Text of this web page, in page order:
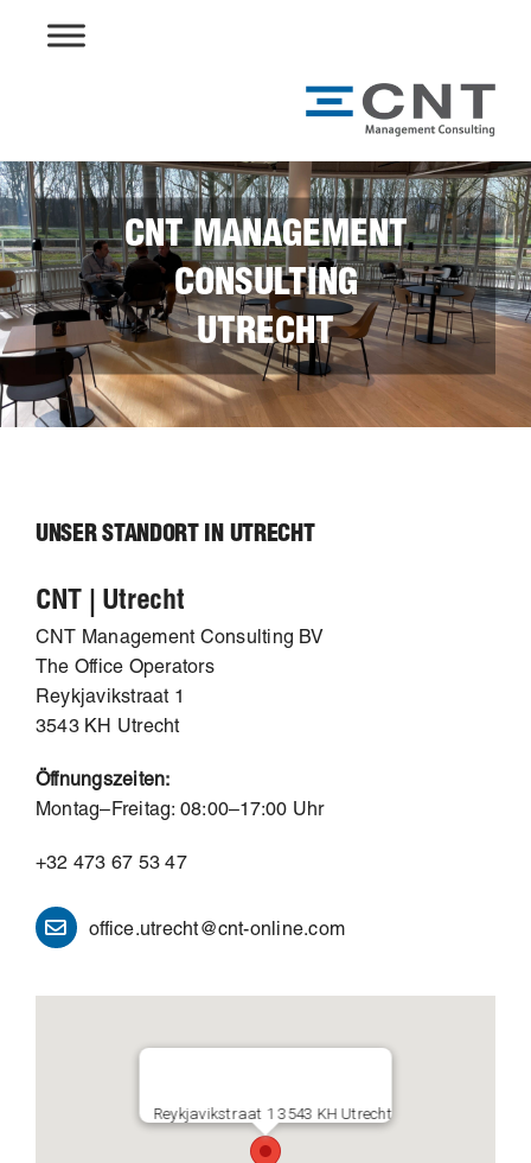
CNT MANAGEMENT
CONSULTING
UTRECHT
UNSER STANDORT IN UTRECHT
CNT | Utrecht
CNT Management Consulting BV
The Office Operators
Reykjavikstraat 1
3543 KH Utrecht
Öffnungszeiten:
Montag–Freitag: 08:00–17:00 Uhr
+32 473 67 53 47
office.utrecht@cnt-online.com
Reykjavikstraat 1 3543 KH Utrecht